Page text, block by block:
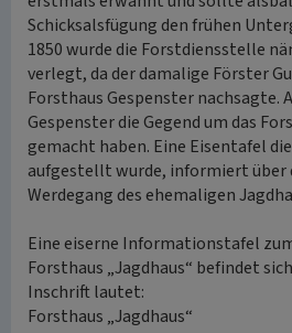
Schicksalsfügung den frühen
1850 wurde die Forstdiensstelle
verlegt, da der damalige Förster
Forsthaus Gespenster nachsagte.
Gespenster die Gegend um das
gemacht haben. Eine Eisentafel
aufgestellt wurde, informiert über
Werdegang des ehemaligen
Eine eiserne Informationstafel
Forsthaus „Jagdhaus“ befindet
Inschrift lautet:
Forsthaus „Jagdhaus“